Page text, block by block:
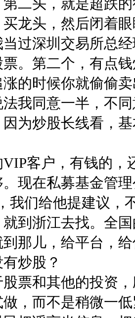
二头，就是超跌
龙头，然后闭着
过深圳交易所总
。第二个，有点
的时候你就偷偷
我同意一半，不
为炒股长线看，
客户，有钱的
现在私募基金管
我们给他提建议，
到浙江去找。全
那儿，给平台，
炒股？
票和其他的投资
，而不是稍微一